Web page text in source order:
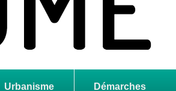
Urbanisme Démarches